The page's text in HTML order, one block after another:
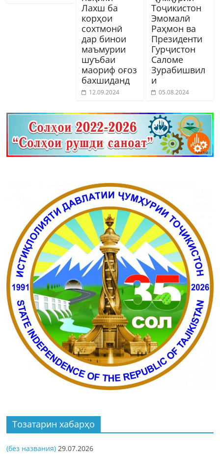
Лахш ба
корҳои
сохтмонӣ
дар бинои
маъмурии
шуъбаи
маориф оғоз
бахшиданд
12.09.2024
Тоҷикистон
Эмомалӣ
Раҳмон ва
Президенти
Гурҷистон
Саломе
Зурабишвил
и
05.08.2024
Тозатарин хабарҳо
(без названия) 29.07.2026